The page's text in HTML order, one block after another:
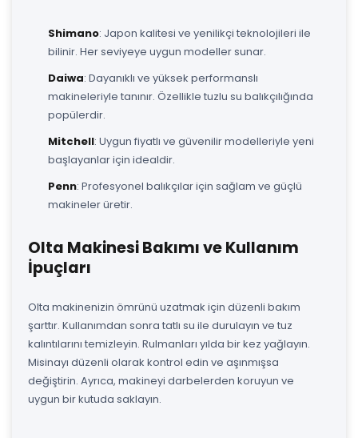
Shimano: Japon kalitesi ve yenilikçi teknolojileri ile
bilinir. Her seviyeye uygun modeller sunar.
Daiwa: Dayanıklı ve yüksek performanslı
makineleriyle tanınır. Özellikle tuzlu su balıkçılığında
popülerdir.
Mitchell: Uygun fiyatlı ve güvenilir modelleriyle yeni
başlayanlar için idealdir.
Penn: Profesyonel balıkçılar için sağlam ve güçlü
makineler üretir.
Olta Makinesi Bakımı ve Kullanım
İpuçları
Olta makinenizin ömrünü uzatmak için düzenli bakım
şarttır. Kullanımdan sonra tatlı su ile durulayın ve tuz
kalıntılarını temizleyin. Rulmanları yılda bir kez yağlayın.
Misinayı düzenli olarak kontrol edin ve aşınmışsa
değiştirin. Ayrıca, makineyi darbelerden koruyun ve
uygun bir kutuda saklayın.